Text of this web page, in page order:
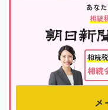
あな
相続
相続
相続
メ